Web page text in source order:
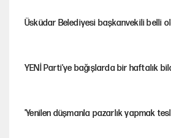
Üsküdar Belediyesi başkanvekili belli
YENİ Parti'ye bağışlarda bir haftalık
'Yenilen düşmanla pazarlık yapmak